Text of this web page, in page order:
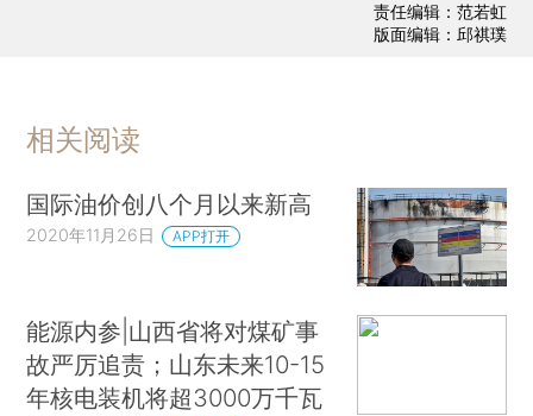
责任编辑：范若虹
版面编辑：邱祺璞
相关阅读
国际油价创八个月以来新高
2020年11月26日 APP打开
能源内参|山西省将对煤矿事
故严厉追责；山东未来10-15
年核电装机将超3000万千瓦